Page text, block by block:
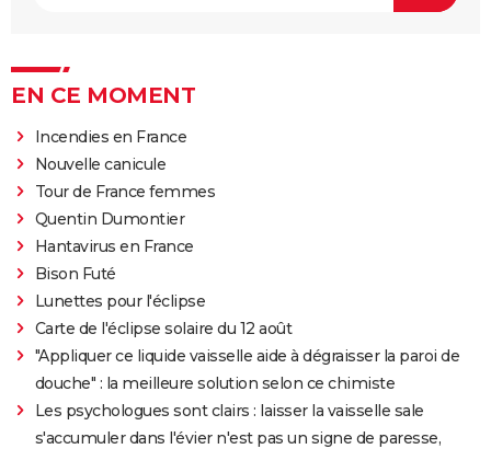
EN CE MOMENT
Incendies en France
Nouvelle canicule
Tour de France femmes
Quentin Dumontier
Hantavirus en France
Bison Futé
Lunettes pour l'éclipse
Carte de l'éclipse solaire du 12 août
"Appliquer ce liquide vaisselle aide à dégraisser la paroi de
douche" : la meilleure solution selon ce chimiste
Les psychologues sont clairs : laisser la vaisselle sale
s'accumuler dans l'évier n'est pas un signe de paresse,